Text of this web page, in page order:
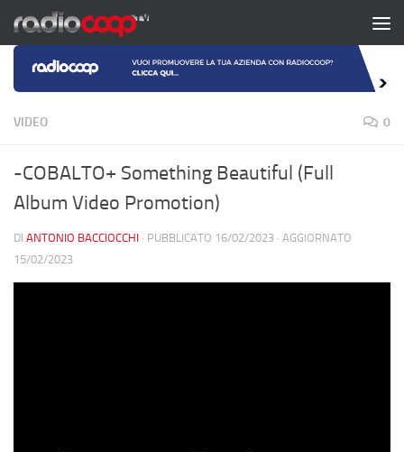
Salta al contenuto
VIDEO 0
-COBALTO+ Something Beautiful (Full
Album Video Promotion)
DI ANTONIO BACCIOCCHI · PUBBLICATO 16/02/2023 · AGGIORNATO
15/02/2023